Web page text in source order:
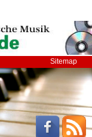
Sitemap